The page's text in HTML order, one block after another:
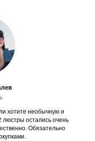
хотите необычную и
остались очень
Обязательно